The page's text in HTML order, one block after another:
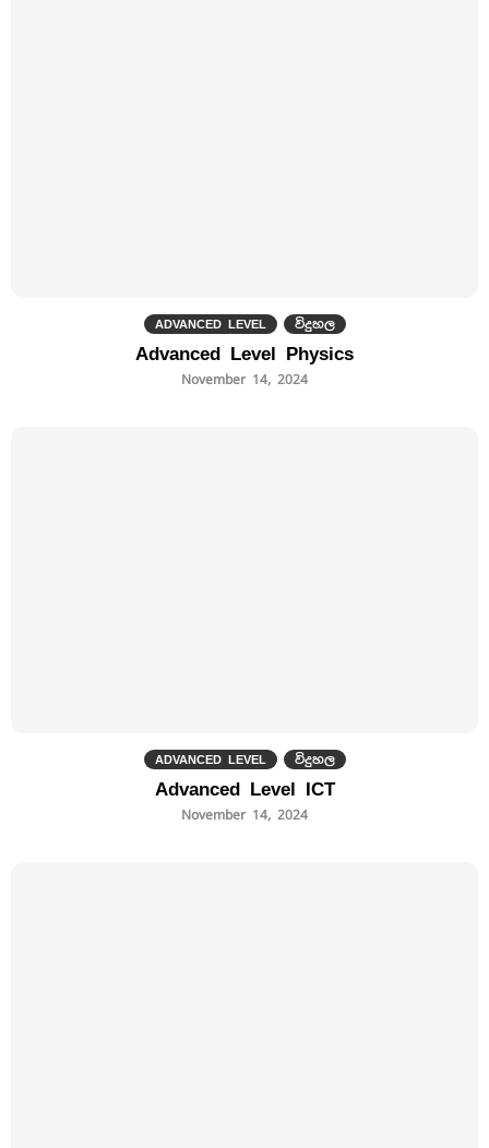
ADVANCED LEVEL විදුහල
Advanced Level Physics
November 14, 2024
ADVANCED LEVEL විදුහල
Advanced Level ICT
November 14, 2024